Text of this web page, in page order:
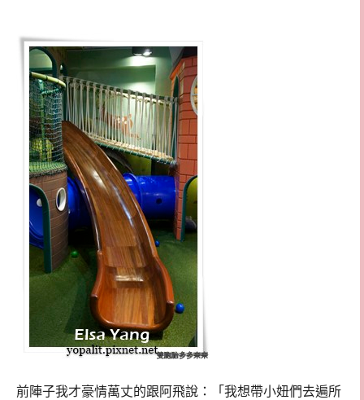
前陣子我才豪情萬丈的跟阿飛說：「我想帶小妞們去遍所